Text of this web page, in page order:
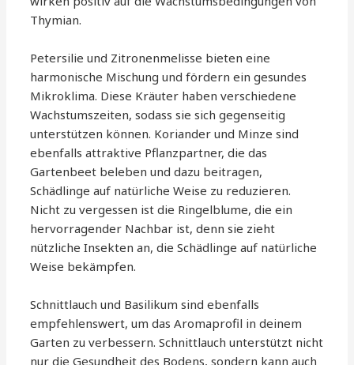
Thymian.
Petersilie und Zitronenmelisse bieten eine
harmonische Mischung und fördern ein gesundes
Mikroklima. Diese Kräuter haben verschiedene
Wachstumszeiten, sodass sie sich gegenseitig
unterstützen können. Koriander und Minze sind
ebenfalls attraktive Pflanzpartner, die das
Gartenbeet beleben und dazu beitragen,
Schädlinge auf natürliche Weise zu reduzieren.
Nicht zu vergessen ist die Ringelblume, die ein
hervorragender Nachbar ist, denn sie zieht
nützliche Insekten an, die Schädlinge auf natürliche
Weise bekämpfen.
Schnittlauch und Basilikum sind ebenfalls
empfehlenswert, um das Aromaprofil in deinem
Garten zu verbessern. Schnittlauch unterstützt nicht
nur die Gesundheit des Bodens, sondern kann auch